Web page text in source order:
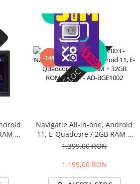
+
Stoc epuizat
-14%
Navigatie All-in-one, Android
11, E-Quadcore / 2GB RAM +
32GB ROM, 7 Inch - AD-
1.399,00 RON
1.199,00 RON